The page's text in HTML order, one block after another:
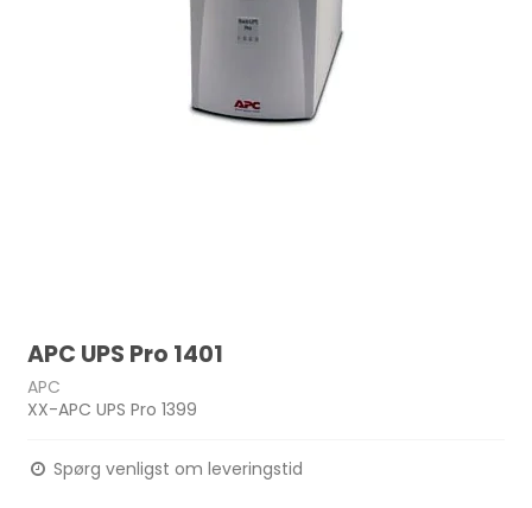
APC UPS Pro 1401
APC
XX-APC UPS Pro 1399
Spørg venligst om leveringstid